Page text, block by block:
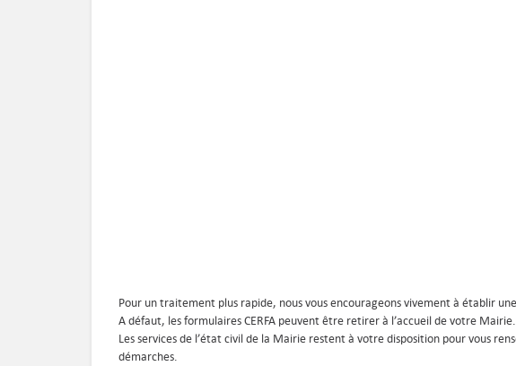
Pour un traitement plus rapide, nous vous encourageons vivement à établir une
A défaut, les formulaires CERFA peuvent être retirer à l’accueil de votre Mairie.
Les services de l’état civil de la Mairie restent à votre disposition pour vous
démarches.